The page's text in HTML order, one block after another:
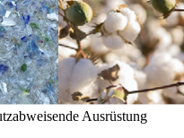
Ausrüstung